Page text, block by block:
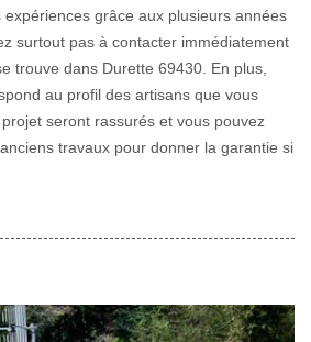
grâce aux plusieurs années
surtout pas à contacter immédiatement
trouve dans Durette 69430. En plus,
au profil des artisans que vous
seront rassurés et vous pouvez
travaux pour donner la garantie si